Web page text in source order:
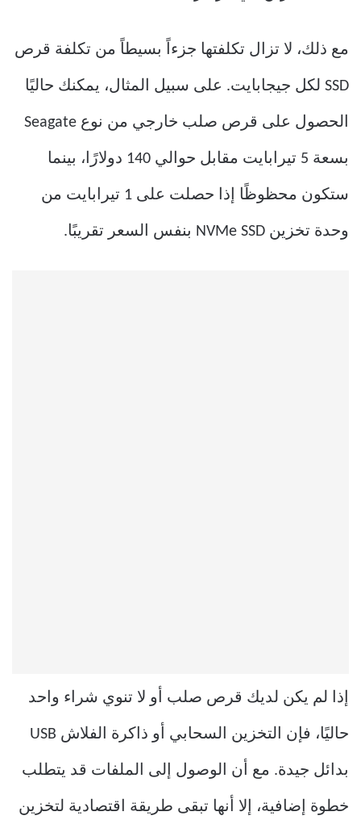
مع ذلك، لا تزال تكلفتها جزءاً بسيطاً من تكلفة قرص
SSD لكل جيجابايت. على سبيل المثال، يمكنك حاليًا
الحصول على قرص صلب خارجي من نوع Seagate
بسعة 5 تيرابايت مقابل حوالي 140 دولارًا، بينما
ستكون محظوظًا إذا حصلت على 1 تيرابايت من
وحدة تخزين NVMe SSD بنفس السعر تقريبًا.
إذا لم يكن لديك قرص صلب أو لا تنوي شراء واحد
حاليًا، فإن التخزين السحابي أو ذاكرة الفلاش USB
بدائل جيدة. مع أن الوصول إلى الملفات قد يتطلب
خطوة إضافية، إلا أنها تبقى طريقة اقتصادية لتخزين